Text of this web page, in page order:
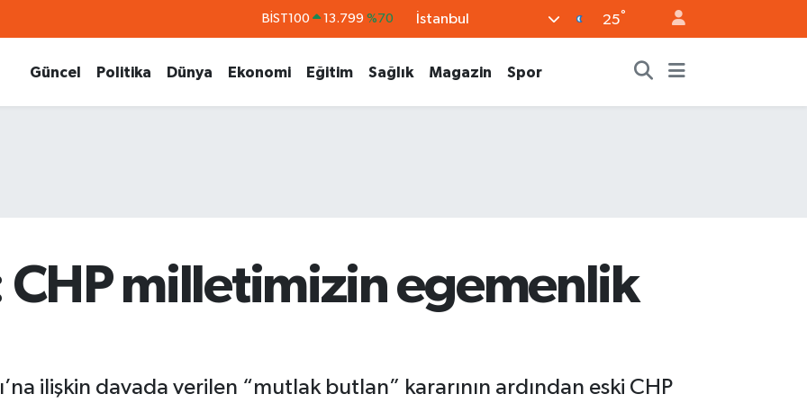
BITCOIN 64.643,95 %0.16
55,0406 %-0.08
İstanbul 25°
Güncel Politika Dünya Ekonomi Eğitim Sağlık Magazin Spor
CHP milletimizin egemenlik
ilişkin davada verilen “mutlak butlan” kararının ardından eski CHP